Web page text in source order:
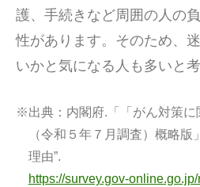
護、手続きなど周囲の人の
性があります。そのため、
いかと気になる人も多いと
※出典： 内閣府.「「がん対策
（令和５年７月調査）概略版
理由”.
https://survey.gov-